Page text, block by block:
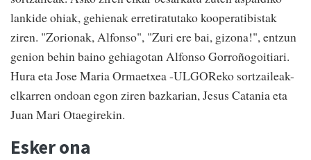
lankide ohiak, gehienak erretiratutako kooperatibistak
ziren. "Zorionak, Alfonso", "Zuri ere bai, gizona!", entzun
genion behin baino gehiagotan Alfonso Gorroñogoitiari.
Hura eta Jose Maria Ormaetxea -ULGOReko sortzaileak-
elkarren ondoan egon ziren bazkarian, Jesus Catania eta
Juan Mari Otaegirekin.
Esker ona